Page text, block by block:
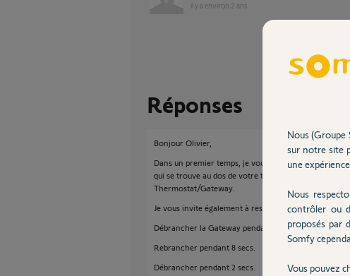
il y a environ 2 ans
Réponses
Bonjour Olivier,
Dans un premier temps, je vous propose de faire un
qui se trouve au dos de votre thermostat. Cela va
Thermostat/Gateway.
Je vous invite également à reset la Gateway et pour
Débrancher la Gateway pendant 2 secs.
Rebrancher pendant 8 secs.
Débrancher pendant 2 secs.
Nous (Groupe
sur notre site
une
Nous
contrôler ou
proposés par
Somfy
Vous pouvez